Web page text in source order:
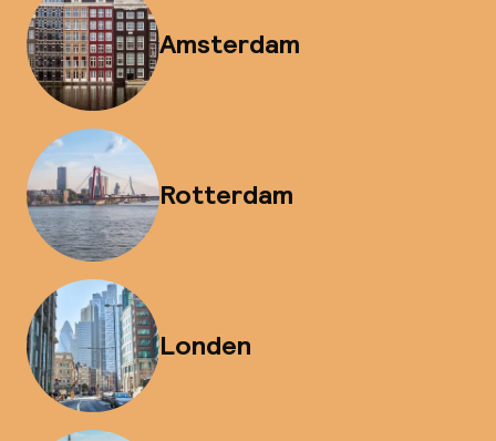
Amsterdam
Rotterdam
Londen